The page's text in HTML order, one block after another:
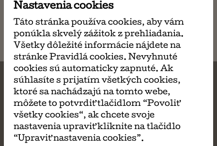
Ako to funguje v
knihžnici?
Nastavenia cookies
Táto stránka používa cookies, aby vám
ponúkla skvelý zážitok z prehliadania.
Všetky dôležité informácie nájdete na
stránke Pravidlá cookies. Nevyhnuté
cookies sú automaticky zapnuté. Ak
súhlasíte s prijatím všetkých cookies,
ktoré sa nachádzajú na tomto webe,
môžete to potvrdiť tlačidlom “Povoliť
všetky cookies“, ak chcete svoje
nastavenia upraviť kliknite na tlačidlo
“Upraviť nastavenia cookies”.